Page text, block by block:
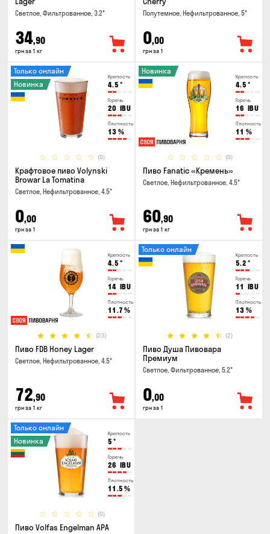
Светлое, Фильтрованное, 3.2°
34,90
грн за 1 кг
Полутемное, Нефильтрованное, 5°
0,00
грн за 1
Крепость
4.5 °
Горечь
20 IBU
Плотность
13 %
(0)
Только онлайн
Новинка
Крафтовое пиво Volynski
Browar La Tomatina
Светлое, Нефильтрованное, 4.5°
0,00
грн за 1
Крепость
4.5 °
Горечь
16 IBU
Плотность
11 %
(0)
Новинка
Пиво Fanatic «Кремень»
Светлое, Нефильтрованное, 4.5°
60,90
грн за 1 кг
Крепость
4.5 °
Горечь
14 IBU
Плотность
11.7 %
(23)
Пиво FDB Honey Lager
Светлое, Нефильтрованное, 4.5°
72,90
грн за 1 кг
Крепость
5.2 °
Горечь
11 IBU
Плотность
13 %
(2)
Только онлайн
Пиво Душа Пивовара
Премиум
Светлое, Фильтрованное, 5.2°
0,00
грн за 1
Крепость
5 °
Горечь
26 IBU
Плотность
11.5 %
(0)
Только онлайн
Новинка
Пиво Volfas Engelman APA